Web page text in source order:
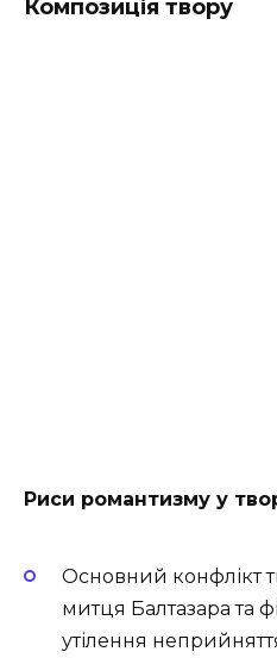
Композиція твору
Риси романтизму у
Основний конфлікт
митця Балтазара та
утілення